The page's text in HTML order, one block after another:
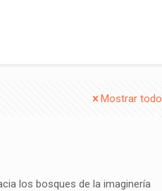
Mostrar todo
los bosques de la imaginería